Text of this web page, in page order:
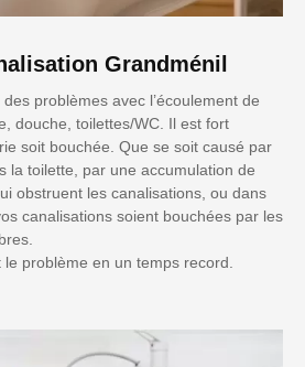
Grandménil
problèmes avec l’écoulement de
douche, toilettes/WC. Il est fort
soit bouchée. Que se soit causé par
la toilette, par une accumulation de
obstruent les canalisations, ou dans
canalisations soient bouchées par les
problème en un temps record.